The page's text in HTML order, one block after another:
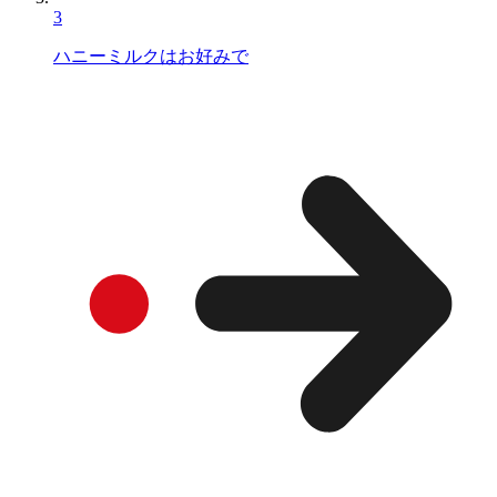
3
ハニーミルクはお好みで